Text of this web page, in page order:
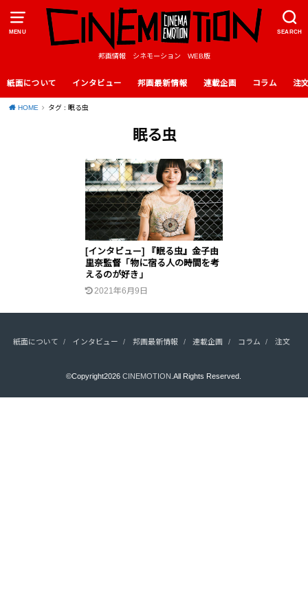
MENU SEARCH
邦画情報 シネモーション WEB版
紙面について インタビュー 邦画最新情報 連載企画 コラム 注
HOME タグ : 眠る虫
眠る虫
[インタビュー] 『眠る虫』金子由
里奈監督「物に宿る人の時間を考
えるのが好き」
2021年6月9日
紙面について インタビュー 邦画最新情報 連載企画 コラム 注文
©Copyright2026CINEMOTION .All Rights Reserved.